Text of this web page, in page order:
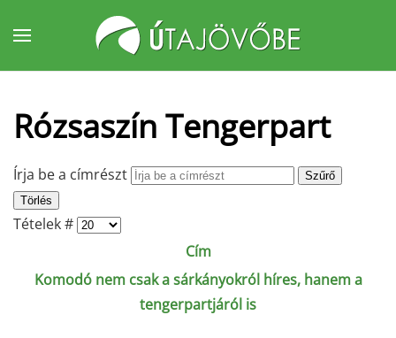
Fő tartalom átugrása
Rózsaszín Tengerpart
Írja be a címrészt
Szűrő
Törlés
Tételek #
Cím
Komodó nem csak a sárkányokról híres, hanem a
tengerpartjáról is